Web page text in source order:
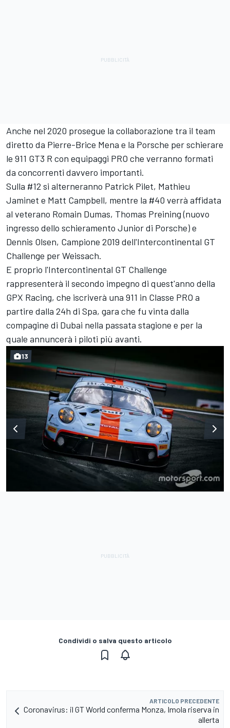
Anche nel 2020 prosegue la collaborazione tra il team
diretto da Pierre-Brice Mena e la Porsche per schierare
le 911 GT3 R con equipaggi PRO che verranno formati
da concorrenti davvero importanti.
Sulla #12 si alterneranno Patrick Pilet, Mathieu
Jaminet e Matt Campbell, mentre la #40 verrà affidata
al veterano Romain Dumas, Thomas Preining (nuovo
ingresso dello schieramento Junior di Porsche) e
Dennis Olsen, Campione 2019 dell'Intercontinental GT
Challenge per Weissach.
E proprio l'Intercontinental GT Challenge
rappresenterà il secondo impegno di quest'anno della
GPX Racing, che iscriverà una 911 in Classe PRO a
partire dalla 24h di Spa, gara che fu vinta dalla
compagine di Dubai nella passata stagione e per la
quale annuncerà i piloti più avanti.
13
Condividi o salva questo articolo
ARTICOLO PRECEDENTE
Coronavirus: il GT World conferma Monza, Imola riserva in
allerta